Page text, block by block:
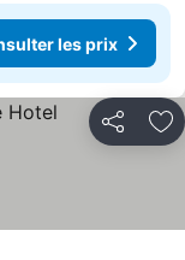
les prix
Partager